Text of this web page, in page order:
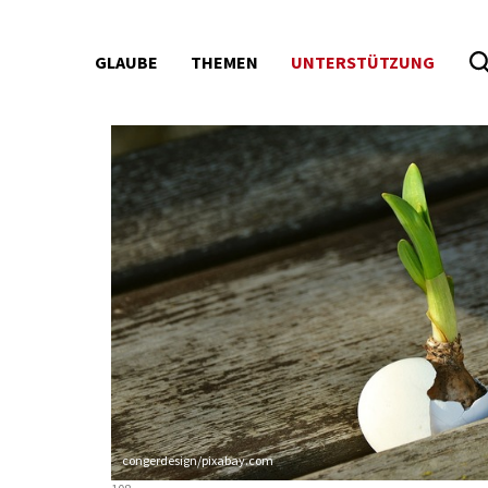
GLAUBE THEMEN UNTERSTÜTZUNG
congerdesign/pixabay.com